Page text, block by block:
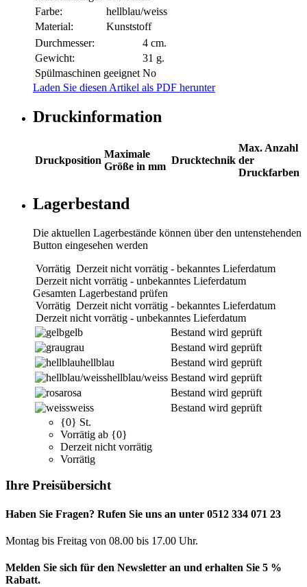
Farbe:
hellblau/weiss
Material:
Kunststoff
Durchmesser:
4 cm.
Gewicht:
31 g.
Spülmaschinen geeignet No
Laden Sie diesen Artikel als PDF herunter
Druckinformation
Druckposition
Maximale
Größe in mm
Drucktechnik
Max. Anzahl
der
Druckfarben
Lagerbestand
Die aktuellen Lagerbestände können über den untenstehenden
Button eingesehen werden
Vorrätig Derzeit nicht vorrätig - bekanntes Lieferdatum
Derzeit nicht vorrätig - unbekanntes Lieferdatum
Gesamten Lagerbestand prüfen
Vorrätig Derzeit nicht vorrätig - bekanntes Lieferdatum
Derzeit nicht vorrätig - unbekanntes Lieferdatum
gelb
Bestand wird geprüft
grau
Bestand wird geprüft
hellblau
Bestand wird geprüft
hellblau/weiss Bestand wird geprüft
rosa
Bestand wird geprüft
weiss
Bestand wird geprüft
{0} St.
Vorrätig ab {0}
Derzeit nicht vorrätig
Vorrätig
Ihre Preisübersicht
Haben Sie Fragen? Rufen Sie uns an unter 0512 334 071 23
Montag bis Freitag von 08.00 bis 17.00 Uhr.
Melden Sie sich für den Newsletter an und erhalten Sie 5 %
Rabatt.